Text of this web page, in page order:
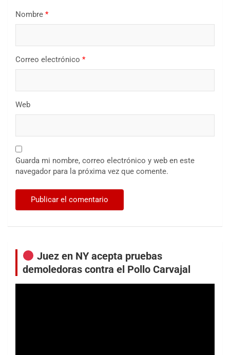
Nombre *
Correo electrónico *
Web
Guarda mi nombre, correo electrónico y web en este
navegador para la próxima vez que comente.
Juez en NY acepta pruebas
demoledoras contra el Pollo Carvajal